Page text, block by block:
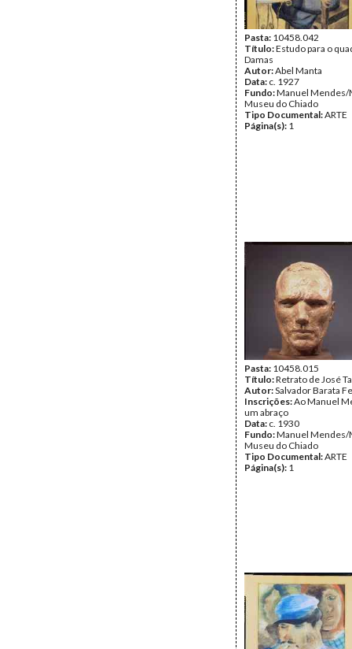
Pasta: 10458.042
Título:Estudo para o
Damas
Autor:Abel Manta
Data: c. 1927
Fundo:Manuel Mendes/
Museu do Chiado
Tipo Documental:ARTE
Página(s): 1
Pasta: 10458.015
Título:Retrato de José
Autor:Salvador Barata
Inscrições:Ao Manuel
um abraço
Data: c. 1930
Fundo:Manuel Mendes/
Museu do Chiado
Tipo Documental:ARTE
Página(s): 1